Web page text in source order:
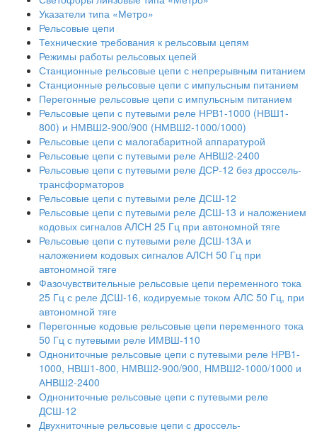
Указатели типа «Метро»
Рельсовые цепи
Технические требования к рельсовым цепям
Режимы работы рельсовых цепей
Станционные рельсовые цепи с непрерывным питанием
Станционные рельсовые цепи с импульсным питанием
Перегонные рельсовые цепи с импульсным питанием
Рельсовые цепи с путевыми реле НРВ1-1000 (НВШ1-
800) и НМВШ2-900/900 (НМВШ2-1000/1000)
Рельсовые цепи с малогабаритной аппаратурой
Рельсовые цепи с путевыми реле АНВШ2-2400
Рельсовые цепи с путевыми реле ДСР-12 без дроссель-
трансформаторов
Рельсовые цепи с путевыми реле ДСШ-12
Рельсовые цепи с путевыми реле ДСШ-13 и наложением
кодовых сигналов АЛСН 25 Гц при автономной тяге
Рельсовые цепи с путевыми реле ДСШ-13А и
наложением кодовых сигналов АЛСН 50 Гц при
автономной тяге
Фазочувствительные рельсовые цепи переменного тока
25 Гц с реле ДСШ-16, кодируемые током АЛС 50 Гц, при
автономной тяге
Перегонные кодовые рельсовые цепи переменного тока
50 Гц с путевыми реле ИМВШ-110
Однониточные рельсовые цепи с путевыми реле НРВ1-
1000, НВШ1-800, НМВШ2-900/900, НМВШ2-1000/1000 и
АНВШ2-2400
Однониточные рельсовые цепи с путевыми реле
ДСШ-12
Двухниточные рельсовые цепи с дроссель-